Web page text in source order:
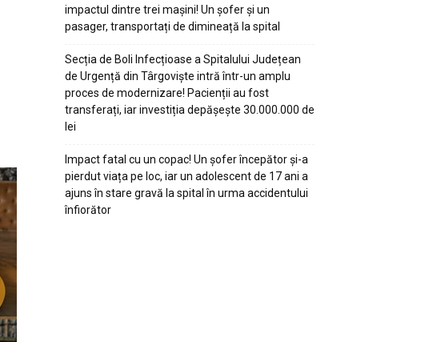
impactul dintre trei mașini! Un șofer și un
pasager, transportați de dimineață la spital
Secția de Boli Infecțioase a Spitalului Județean
de Urgență din Târgoviște intră într-un amplu
proces de modernizare! Pacienții au fost
transferați, iar investiția depășește 30.000.000 de
lei
Impact fatal cu un copac! Un șofer începător și-a
pierdut viața pe loc, iar un adolescent de 17 ani a
ajuns în stare gravă la spital în urma accidentului
înfiorător